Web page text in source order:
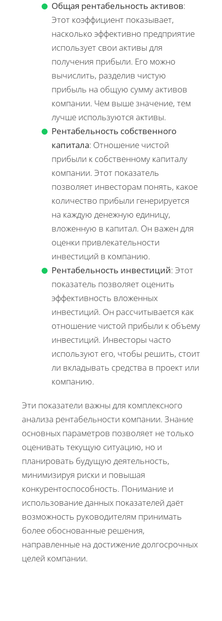
Общая рентабельность активов:
Этот коэффициент показывает,
насколько эффективно предприятие
использует свои активы для
получения прибыли. Его можно
вычислить, разделив чистую
прибыль на общую сумму активов
компании. Чем выше значение, тем
лучше используются активы.
Рентабельность собственного
капитала: Отношение чистой
прибыли к собственному капиталу
компании. Этот показатель
позволяет инвесторам понять, какое
количество прибыли генерируется
на каждую денежную единицу,
вложенную в капитал. Он важен для
оценки привлекательности
инвестиций в компанию.
Рентабельность инвестиций: Этот
показатель позволяет оценить
эффективность вложенных
инвестиций. Он рассчитывается как
отношение чистой прибыли к объему
инвестиций. Инвесторы часто
используют его, чтобы решить, стоит
ли вкладывать средства в проект или
компанию.
Эти показатели важны для комплексного
анализа рентабельности компании. Знание
основных параметров позволяет не только
оценивать текущую ситуацию, но и
планировать будущую деятельность,
минимизируя риски и повышая
конкурентоспособность. Понимание и
использование данных показателей даёт
возможность руководителям принимать
более обоснованные решения,
направленные на достижение долгосрочных
целей компании.